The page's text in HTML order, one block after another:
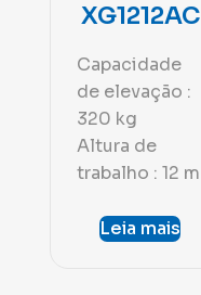
XG1212AC
Capacidade
de elevação :
320 kg
Altura de
trabalho : 12 m
Leia mais